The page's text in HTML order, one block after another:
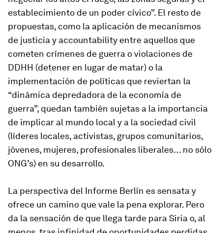
establecimiento de un poder cívico”. El resto de
propuestas, como la aplicación de mecanismos
de justicia y accountability entre aquellos que
cometen crímenes de guerra o violaciones de
DDHH (detener en lugar de matar) o la
implementación de políticas que reviertan la
“dinámica depredadora de la economía de
guerra”, quedan también sujetas a la importancia
de implicar al mundo local y a la sociedad civil
(líderes locales, activistas, grupos comunitarios,
jóvenes, mujeres, profesionales liberales… no sólo
ONG’s) en su desarrollo.
La perspectiva del Informe Berlín es sensata y
ofrece un camino que vale la pena explorar. Pero
da la sensación de que llega tarde para Siria o, al